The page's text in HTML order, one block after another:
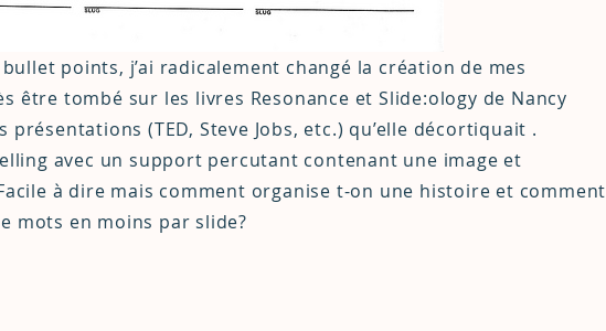
points, j’ai radicalement changé la création de mes
être tombé sur les livres Resonance etSlide:ology de Nancy
(TED, Steve Jobs, etc.) qu’elle décortiquait .
avec un support percutant contenant une image et
à dire mais comment organise t-on une histoire et comment
mots en moins par slide?